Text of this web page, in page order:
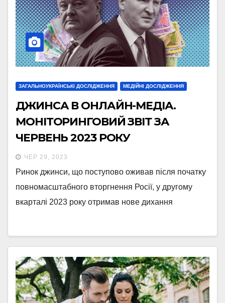
ЗАГАЛЬНОУКРАЇНСЬКІ ДОСЛІДЖЕННЯ МЕДІЙНІ ДОСЛІДЖЕННЯ
ДЖИНСА В ОНЛАЙН-МЕДІА.
МОНІТОРИНГОВИЙ ЗВІТ ЗА
ЧЕРВЕНЬ 2023 РОКУ
ЧЕР 29, 2023
Ринок джинси, що поступово оживав після початку
повномасштабного вторгнення Росії, у другому
вкарталі 2023 року отримав нове дихання